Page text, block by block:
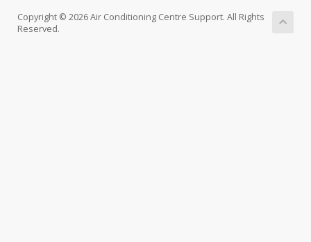
Copyright © 2026 Air Conditioning Centre Support. All Rights
Reserved.